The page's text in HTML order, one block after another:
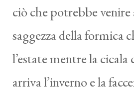
ciò che potrebbe venire
saggezza della formica
l’estate mentre la
arriva l’inverno e la